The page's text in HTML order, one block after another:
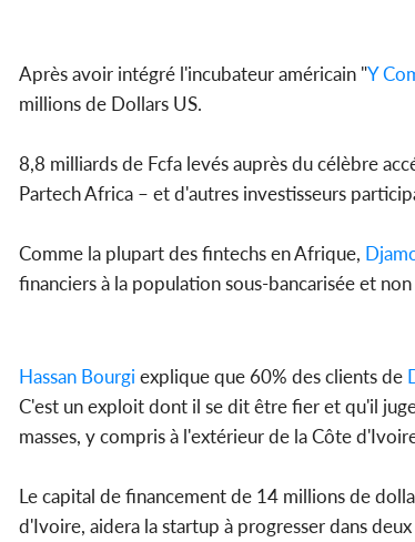
Après avoir intégré l'incubateur américain "Y
millions de Dollars US.
8,8 milliards de Fcfa levés auprès du célèbre
Partech Africa – et d'autres investisseurs
Comme la plupart des fintechs en Afrique,
financiers à la population sous-bancarisée et non
Hassan Bourgi explique que 60% des clients de
C'est un exploit dont il se dit être fier et qu'il
masses, y compris à l'extérieur de la Côte
Le capital de financement de 14 millions de
d'Ivoire, aidera la startup à progresser dans